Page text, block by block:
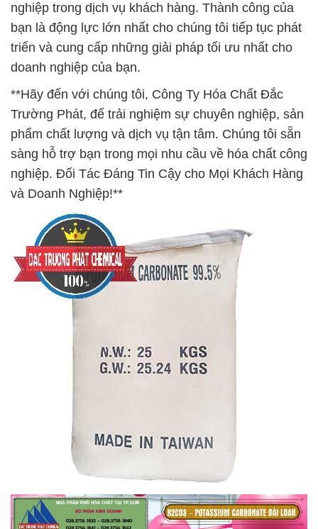
nghiệp trong dịch vụ khách hàng. Thành công của
bạn là động lực lớn nhất cho chúng tôi tiếp tục phát
triển và cung cấp những giải pháp tối ưu nhất cho
doanh nghiệp của bạn.
**Hãy đến với chúng tôi, Công Ty Hóa Chất Đắc
Trường Phát, để trải nghiệm sự chuyên nghiệp, sản
phẩm chất lượng và dịch vụ tận tâm. Chúng tôi sẵn
sàng hỗ trợ bạn trong mọi nhu cầu về hóa chất công
nghiệp. Đối Tác Đáng Tin Cậy cho Mọi Khách Hàng
và Doanh Nghiệp!**